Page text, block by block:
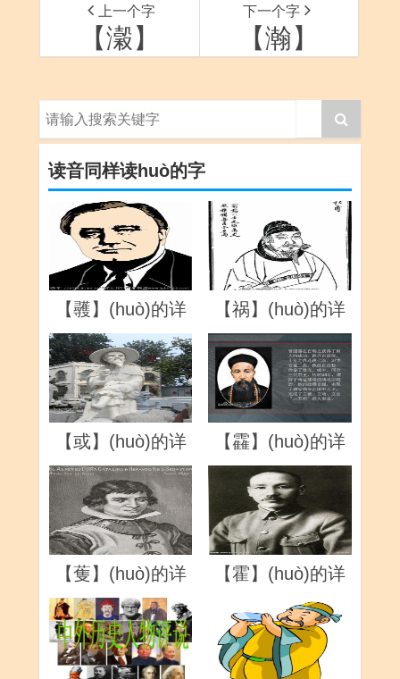
上一个字
【瀔】
下一个字
【瀚】
读音同样读huò的字
【彠】(huò)的详
解
【祸】(huò)的详
解
【或】(huò)的详
解
【靃】(huò)的详
解
【蒦】(huò)的详
解
【霍】(huò)的详